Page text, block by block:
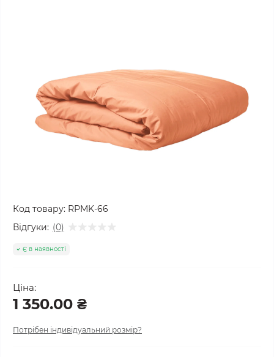
Код товару: RPMK-66
Відгуки: (0)
Є в наявності
Ціна:
1 350.00 ₴
Потрібен індивідуальний розмір?